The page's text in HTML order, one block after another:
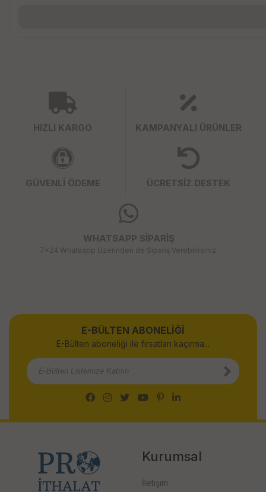
HIZLI KARGO KAMPANYALI ÜRÜNLER
GÜVENLİ ÖDEME ÜCRETSİZ DESTEK
WHATSAPP SİPARİŞ
7x24 Whatsapp Üzerinden de Sipariş Verebilirsiniz.
E-BÜLTEN ABONELİĞİ
E-Bülten aboneliği ile fırsatları kaçırma...
Kurumsal
İletişim